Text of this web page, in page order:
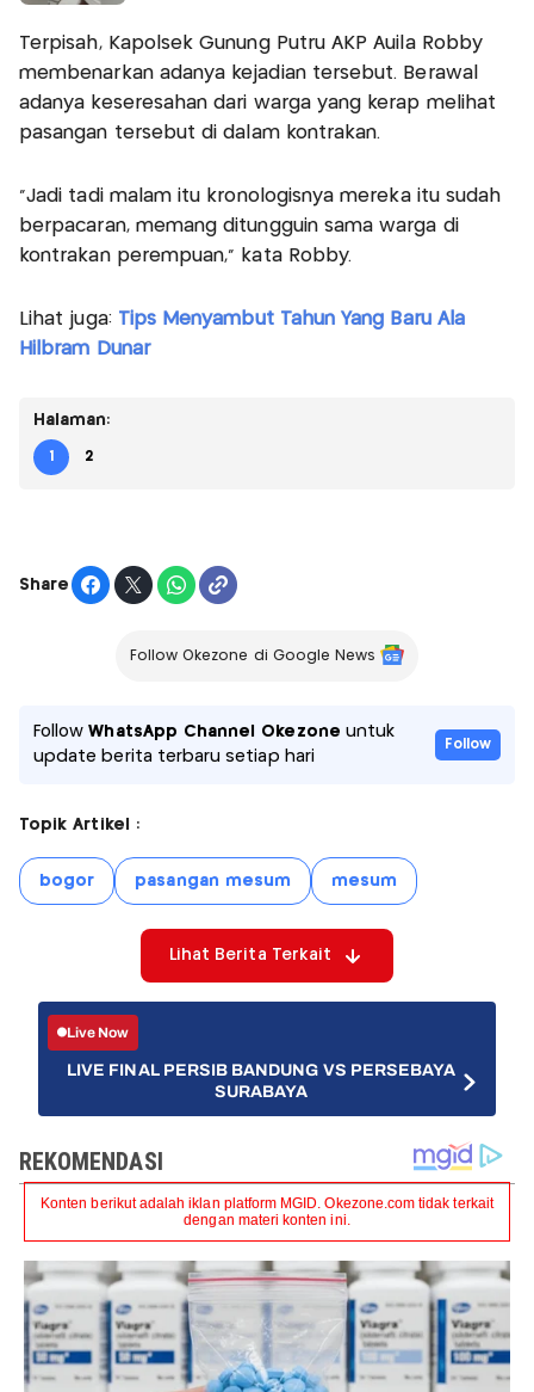
Terpisah, Kapolsek Gunung Putru AKP Auila Robby
membenarkan adanya kejadian tersebut. Berawal
adanya keseresahan dari warga yang kerap melihat
pasangan tersebut di dalam kontrakan.
"Jadi tadi malam itu kronologisnya mereka itu sudah
berpacaran, memang ditungguin sama warga di
kontrakan perempuan," kata Robby.
Lihat juga: Tips Menyambut Tahun Yang Baru Ala
Hilbram Dunar
Halaman:
1 2
Share
Follow Okezone di Google News
FollowWhatsApp Channel Okezone untuk
update berita terbaru setiap hari
Follow
Topik Artikel :
bogor pasangan mesum mesum
Lihat Berita Terkait
Live Now
LIVE FINAL PERSIB BANDUNG VS PERSEBAYA
SURABAYA